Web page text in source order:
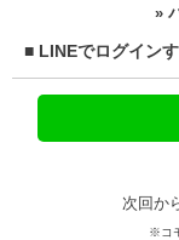
»
■ LINEでログイン
次回か
※コ